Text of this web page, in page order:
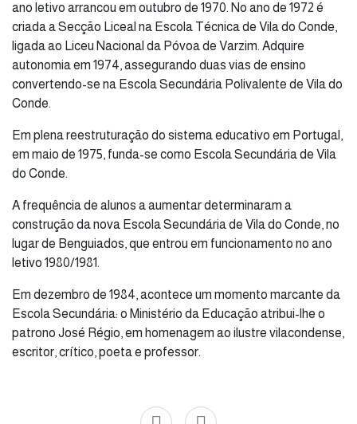
ano letivo arrancou em outubro de 1970. No ano de 1972 é
criada a Secção Liceal na Escola Técnica de Vila do Conde,
ligada ao Liceu Nacional da Póvoa de Varzim. Adquire
autonomia em 1974, assegurando duas vias de ensino
convertendo-se na Escola Secundária Polivalente de Vila do
Conde.
Em plena reestruturação do sistema educativo em Portugal,
em maio de 1975, funda-se como Escola Secundária de Vila
do Conde.
A frequência de alunos a aumentar determinaram a
construção da nova Escola Secundária de Vila do Conde, no
lugar de Benguiados, que entrou em funcionamento no ano
letivo 1980/1981.
Em dezembro de 1984, acontece um momento marcante da
Escola Secundária: o Ministério da Educação atribui-lhe o
patrono José Régio, em homenagem ao ilustre vilacondense,
escritor, crítico, poeta e professor.